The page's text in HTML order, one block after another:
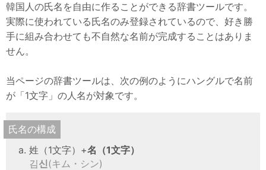
韓国生活ノウハウ
韓国料理・食べ物
韓国旅行
韓国語
韓国エンタメ
韓国資料・データ
韓国関連サイト
韓国人の氏名を自由に作ることができる辞書ツールです。
実際に使われている氏名のみ登録されているので、好き勝
手に組み合わせても不自然な名前が完成することはありま
せん。
当ページの辞書ツールは、次の例のようにハングルで名前
が「1文字」の人名が対象です。
氏名の構成
姓（1文字）+名（1文字）
김신(キム・シン)